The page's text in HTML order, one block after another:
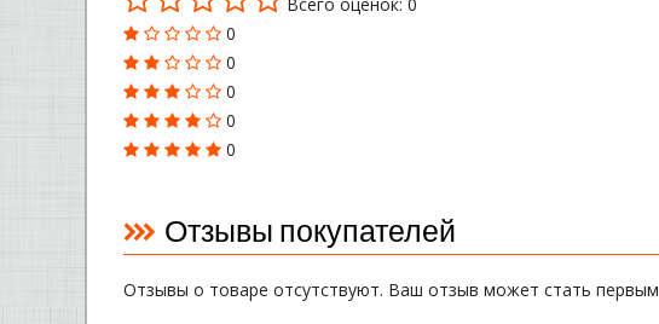
0
0
0
0
0
Отзывы покупателей
Отзывы о товаре отсутствуют. Ваш отзыв может стать первым